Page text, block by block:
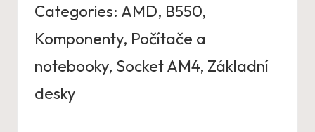
Categories: AMD, B550,
Komponenty, Počítače a
notebooky, Socket AM4, Základní
desky